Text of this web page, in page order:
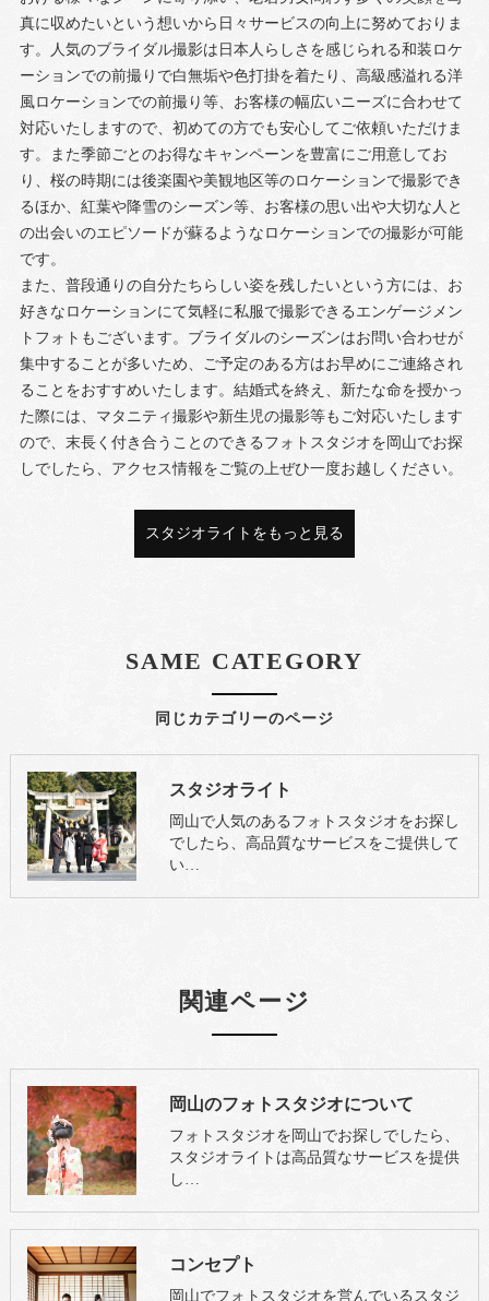
真に収めたいという想いから日々サービスの向上に努めておりま
す。人気のブライダル撮影は日本人らしさを感じられる和装ロケ
ーションでの前撮りで白無垢や色打掛を着たり、高級感溢れる洋
風ロケーションでの前撮り等、お客様の幅広いニーズに合わせて
対応いたしますので、初めての方でも安心してご依頼いただけま
す。また季節ごとのお得なキャンペーンを豊富にご用意してお
り、桜の時期には後楽園や美観地区等のロケーションで撮影でき
るほか、紅葉や降雪のシーズン等、お客様の思い出や大切な人と
の出会いのエピソードが蘇るようなロケーションでの撮影が可能
です。
また、普段通りの自分たちらしい姿を残したいという方には、お
好きなロケーションにて気軽に私服で撮影できるエンゲージメン
トフォトもございます。ブライダルのシーズンはお問い合わせが
集中することが多いため、ご予定のある方はお早めにご連絡され
ることをおすすめいたします。結婚式を終え、新たな命を授かっ
た際には、マタニティ撮影や新生児の撮影等もご対応いたします
ので、末長く付き合うことのできるフォトスタジオを岡山でお探
しでしたら、アクセス情報をご覧の上ぜひ一度お越しください。
スタジオライトをもっと見る
同じカテゴリーのページ
SAME CATEGORY
スタジオライト
岡山で人気のあるフォトスタジオをお探し
でしたら、高品質なサービスをご提供して
い…
関連ページ
岡山のフォトスタジオについて
フォトスタジオを岡山でお探しでしたら、
スタジオライトは高品質なサービスを提供
し…
コンセプト
岡山でフォトスタジオを営んでいるスタジ